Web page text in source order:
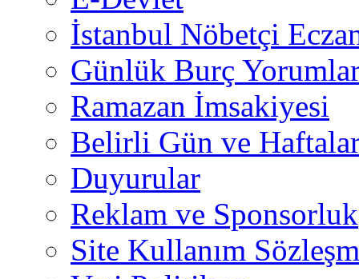
İstanbul Nöbetçi
Günlük Burç
Ramazan İmsakiyesi
Belirli Gün ve
Duyurular
Reklam ve Sponsorluk
Site Kullanım